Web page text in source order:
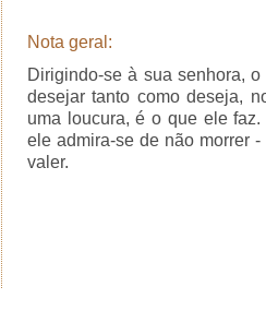
Nota geral:
Dirigindo-se à sua senhora,
desejar tanto como deseja,
uma loucura, é o que ele
ele admira-se de não morrer
valer.